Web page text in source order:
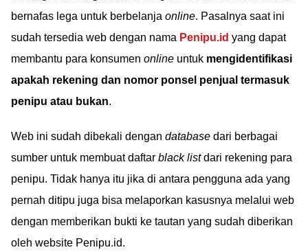
bernafas lega untuk berbelanja online. Pasalnya saat ini
sudah tersedia web dengan nama Penipu.id yang dapat
membantu para konsumen online untuk mengidentifikasi
apakah rekening dan nomor ponsel penjual termasuk
penipu atau bukan.
Web ini sudah dibekali dengan database dari berbagai
sumber untuk membuat daftar black listdari rekening para
penipu. Tidak hanya itu jika di antara pengguna ada yang
pernah ditipu juga bisa melaporkan kasusnya melalui web
dengan memberikan bukti ke tautan yang sudah diberikan
oleh website Penipu.id.